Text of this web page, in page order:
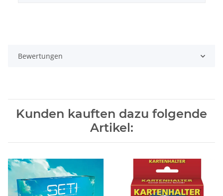
Bewertungen
Kunden kauften dazu folgende
Artikel: